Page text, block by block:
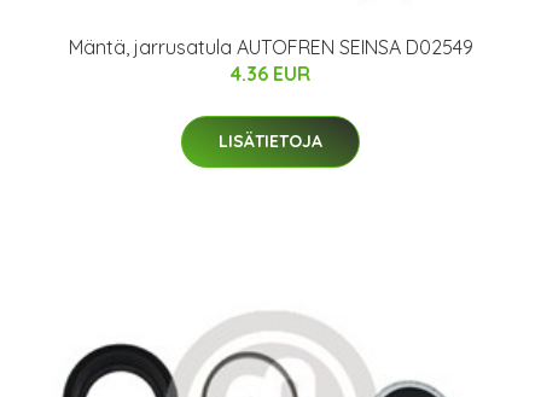
Mäntä, jarrusatula AUTOFREN SEINSA D02549
4.36 EUR
LISÄTIETOJA